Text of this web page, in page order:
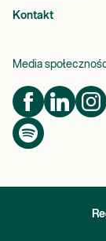
Kontakt
Media